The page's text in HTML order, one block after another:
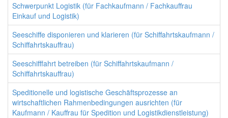
Schwerpunkt Logistik (für Fachkaufmann / Fachkauffrau
Einkauf und Logistik)
Seeschiffe disponieren und klarieren (für Schiffahrtskaufmann /
Schiffahrtskauffrau)
Seeschifffahrt betreiben (für Schiffahrtskaufmann /
Schiffahrtskauffrau)
Speditionelle und logistische Geschäftsprozesse an
wirtschaftlichen Rahmenbedingungen ausrichten (für
Kaufmann / Kauffrau für Spedition und Logistikdienstleistung)